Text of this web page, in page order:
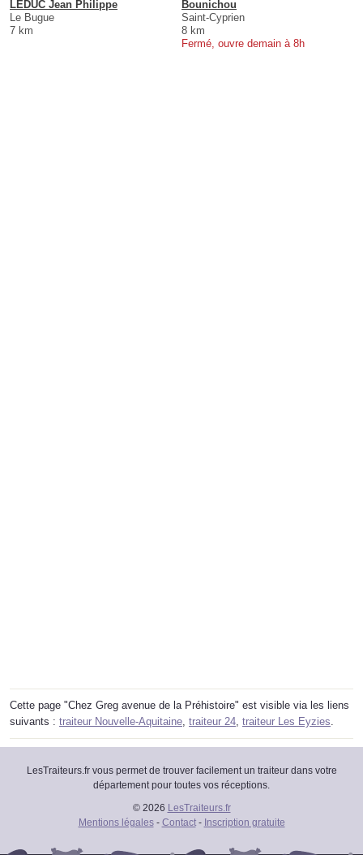
LEDUC Jean Philippe
Le Bugue
7 km
Bounichou
Saint-Cyprien
8 km
Fermé, ouvre demain à 8h
Cette page "Chez Greg avenue de la Préhistoire" est visible via les liens
suivants : traiteur Nouvelle-Aquitaine, traiteur 24, traiteur Les Eyzies.
LesTraiteurs.fr vous permet de trouver facilement un traiteur dans votre
département pour toutes vos réceptions.
© 2026 LesTraiteurs.fr
Mentions légales- Contact- Inscription gratuite